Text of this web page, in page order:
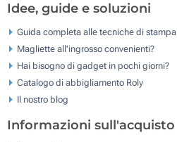
Idee, guide e soluzioni
Guida completa alle tecniche di stampa
Magliette all'ingrosso convenienti?
Hai bisogno di gadget in pochi giorni?
Catalogo di abbigliamento Roly
Il nostro blog
Informazioni sull'acquisto